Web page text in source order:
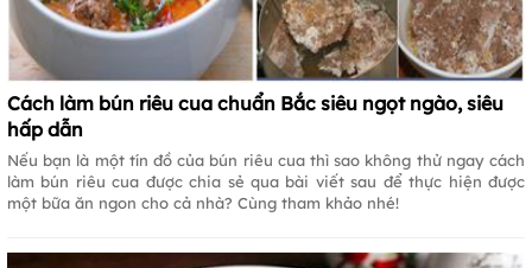
Cách làm bún riêu cua chuẩn Bắc siêu ngọt ngào, siêu
hấp dẫn
Nếu bạn là một tín đồ của bún riêu cua thì sao không thử ngay cách
làm bún riêu cua được chia sẻ qua bài viết sau để thực hiện được
một bữa ăn ngon cho cả nhà? Cùng tham khảo nhé!